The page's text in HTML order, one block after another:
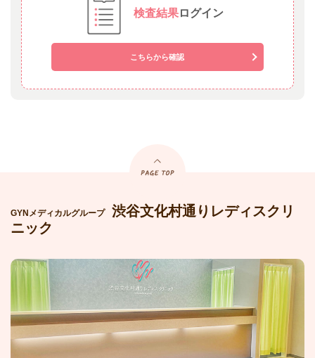
検査結果ログイン
こちらから確認
GYNメディカルグループ
渋谷文化村通りレディスクリ
ニック